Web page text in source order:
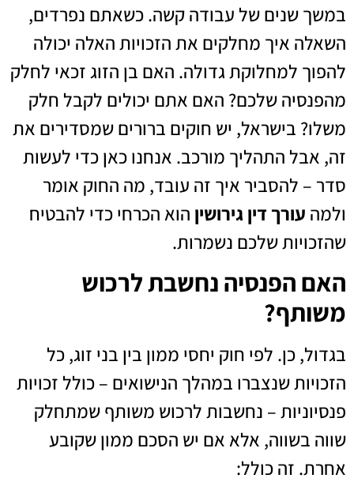
במשך שנים של עבודה קשה. כשאתם נפרדים,
השאלה איך מחלקים את הזכויות האלה יכולה
להפוך למחלוקת גדולה. האם בן הזוג זכאי לחלק
מהפנסיה שלכם? האם אתם יכולים לקבל חלק
משלו? בישראל, יש חוקים ברורים שמסדירים את
זה, אבל התהליך מורכב. אנחנו כאן כדי לעשות
סדר – להסביר איך זה עובד, מה החוק אומר
ולמה עורך דין גירושין הוא הכרחי כדי להבטיח
שהזכויות שלכם נשמרות.
האם הפנסיה נחשבת לרכוש
משותף?
בגדול, כן. לפי חוק יחסי ממון בין בני זוג, כל
הזכויות שנצברו במהלך הנישואים – כולל זכויות
פנסיוניות – נחשבות לרכוש משותף שמתחלק
שווה בשווה, אלא אם יש הסכם ממון שקובע
אחרת. זה כולל: